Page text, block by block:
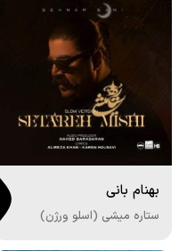
بهنام بانی
ستاره میشی (اسلو ورژن)